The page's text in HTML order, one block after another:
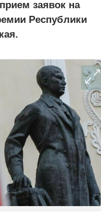
заявок на
Республики